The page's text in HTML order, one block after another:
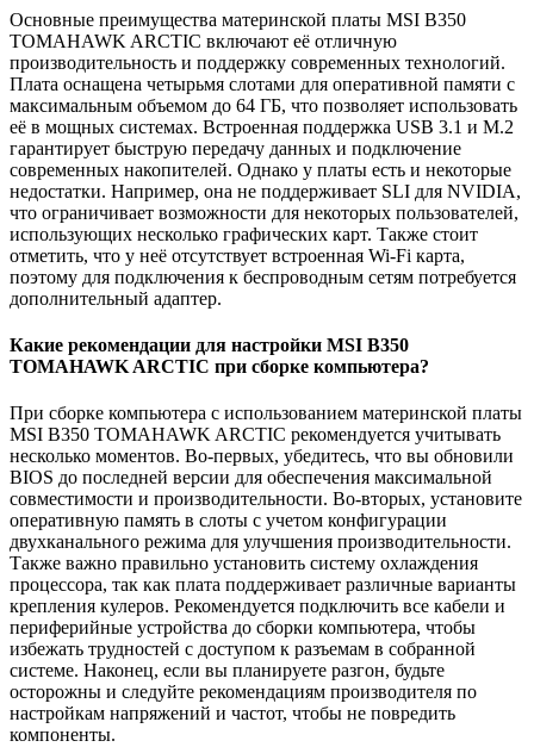
Основные преимущества материнской платы MSI B350
TOMAHAWK ARCTIC включают её отличную
производительность и поддержку современных технологий.
Плата оснащена четырьмя слотами для оперативной памяти с
максимальным объемом до 64 ГБ, что позволяет использовать
её в мощных системах. Встроенная поддержка USB 3.1 и M.2
гарантирует быструю передачу данных и подключение
современных накопителей. Однако у платы есть и некоторые
недостатки. Например, она не поддерживает SLI для NVIDIA,
что ограничивает возможности для некоторых пользователей,
использующих несколько графических карт. Также стоит
отметить, что у неё отсутствует встроенная Wi-Fi карта,
поэтому для подключения к беспроводным сетям потребуется
дополнительный адаптер.
Какие рекомендации для настройки MSI B350
TOMAHAWK ARCTIC при сборке компьютера?
При сборке компьютера с использованием материнской платы
MSI B350 TOMAHAWK ARCTIC рекомендуется учитывать
несколько моментов. Во-первых, убедитесь, что вы обновили
BIOS до последней версии для обеспечения максимальной
совместимости и производительности. Во-вторых, установите
оперативную память в слоты с учетом конфигурации
двухканального режима для улучшения производительности.
Также важно правильно установить систему охлаждения
процессора, так как плата поддерживает различные варианты
крепления кулеров. Рекомендуется подключить все кабели и
периферийные устройства до сборки компьютера, чтобы
избежать трудностей с доступом к разъемам в собранной
системе. Наконец, если вы планируете разгон, будьте
осторожны и следуйте рекомендациям производителя по
настройкам напряжений и частот, чтобы не повредить
компоненты.